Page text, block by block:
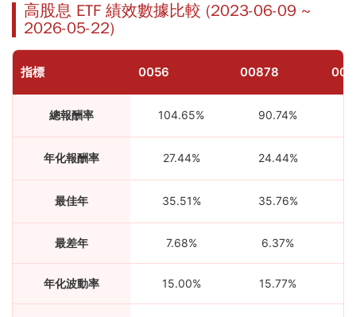
高股息 ETF 績效數據比較 (2023-06-09 ~
2026-05-22)
指標 0056 00878
總報酬率 104.65% 90.74%
年化報酬率 27.44% 24.44%
最佳年 35.51% 35.76%
最差年 7.68% 6.37%
年化波動率 15.00% 15.77%